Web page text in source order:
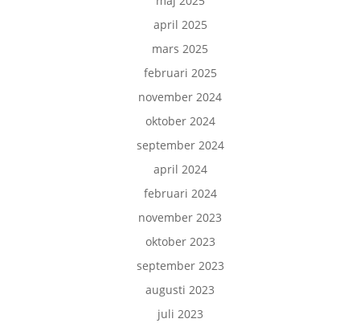
april 2025
mars 2025
februari 2025
november 2024
oktober 2024
september 2024
april 2024
februari 2024
november 2023
oktober 2023
september 2023
augusti 2023
juli 2023